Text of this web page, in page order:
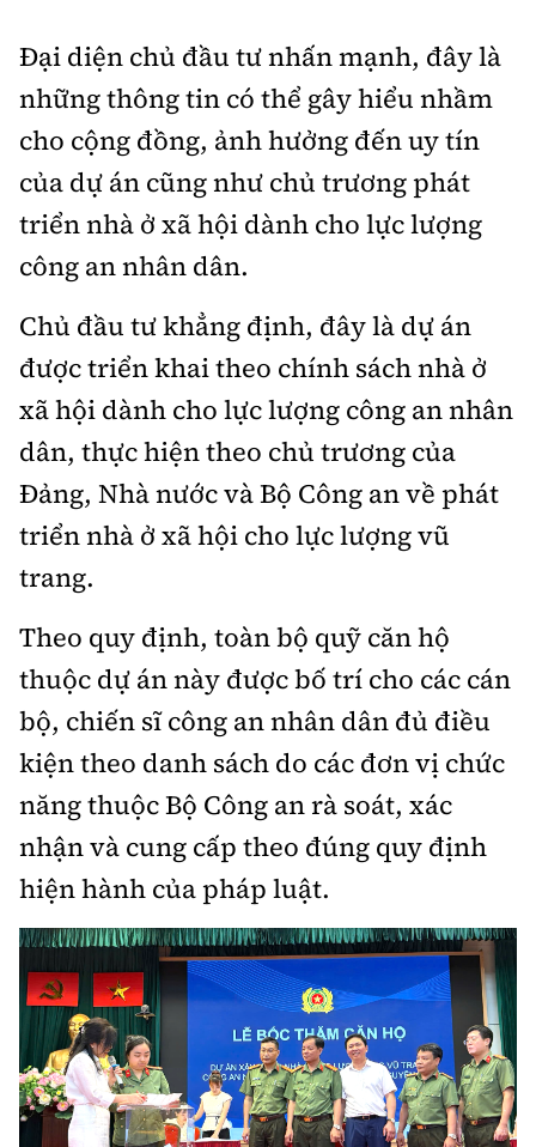
Hotline:
0901 514 799
Quảng cáo và Phát hành:
0915 057 282
Email: bandoc@baoxaydung.vn
Cấm sao chép dưới mọi hình thức nếu không có sự
chấp thuận bằng văn bản.
Thông tin tòa soạn
Đại diện chủ đầu tư nhấn mạnh, đây là
những thông tin có thể gây hiểu nhầm
cho cộng đồng, ảnh hưởng đến uy tín
của dự án cũng như chủ trương phát
triển nhà ở xã hội dành cho lực lượng
công an nhân dân.
Chủ đầu tư khẳng định, đây là dự án
được triển khai theo chính sách nhà ở
xã hội dành cho lực lượng công an nhân
dân, thực hiện theo chủ trương của
Đảng, Nhà nước và Bộ Công an về phát
triển nhà ở xã hội cho lực lượng vũ
trang.
Theo quy định, toàn bộ quỹ căn hộ
thuộc dự án này được bố trí cho các cán
bộ, chiến sĩ công an nhân dân đủ điều
kiện theo danh sách do các đơn vị chức
năng thuộc Bộ Công an rà soát, xác
nhận và cung cấp theo đúng quy định
hiện hành của pháp luật.